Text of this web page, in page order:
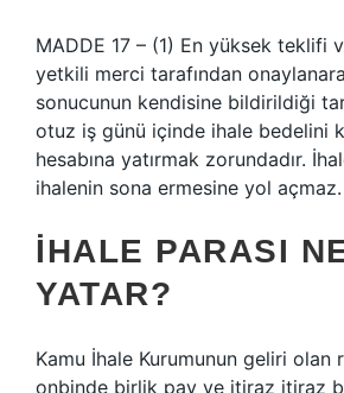
MADDE 17 – (1) En yüksek teklifi
yetkili merci tarafından
sonucunun kendisine bildirildiği
otuz iş günü içinde ihale bedelini
hesabına yatırmak zorundadır.
ihalenin sona ermesine yol açmaz.
İHALE PARASI
YATAR?
Kamu İhale Kurumunun geliri olan
onbinde birlik pay ve itiraz itiraz